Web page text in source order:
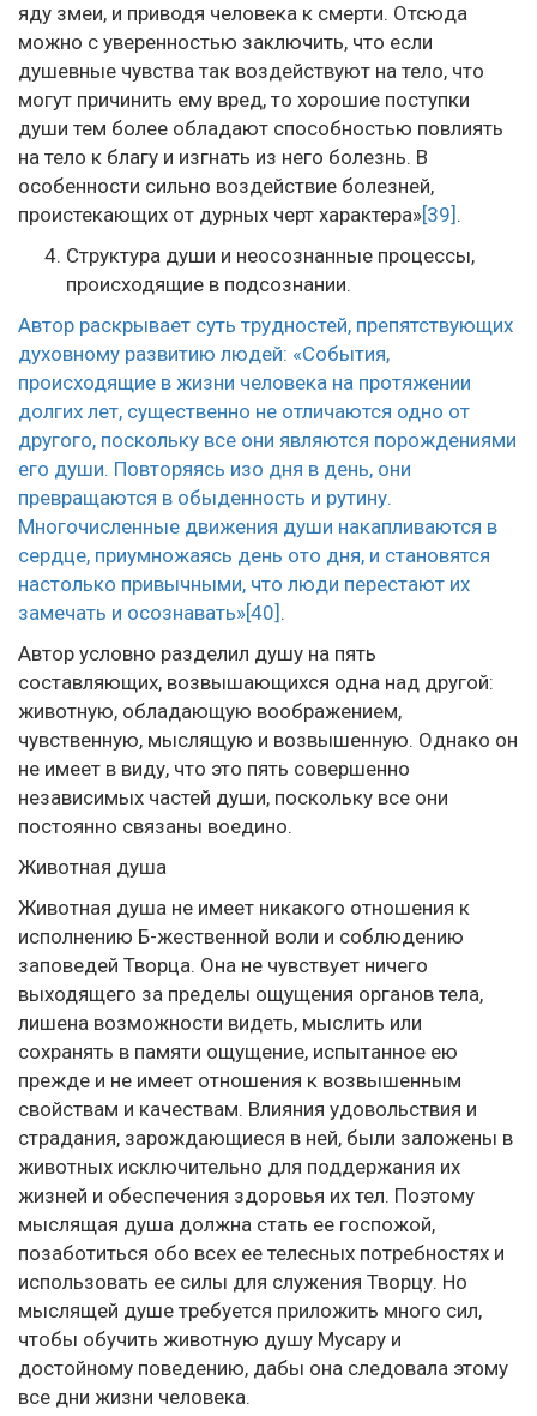
яду змеи, и приводя человека к смерти. Отсюда
можно с уверенностью заключить, что если
душевные чувства так воздействуют на тело, что
могут причинить ему вред, то хорошие поступки
души тем более обладают способностью повлиять
на тело к благу и изгнать из него болезнь. В
особенности сильно воздействие болезней,
проистекающих от дурных черт характера»[39] .
Структура души и неосознанные процессы,
происходящие в подсознании.
Автор раскрывает суть трудностей, препятствующих
духовному развитию людей: «События,
происходящие в жизни человека на протяжении
долгих лет, существенно не отличаются одно от
другого, поскольку все они являются порождениями
его души. Повторяясь изо дня в день, они
превращаются в обыденность и рутину.
Многочисленные движения души накапливаются в
сердце, приумножаясь день ото дня, и становятся
настолько привычными, что люди перестают их
замечать и осознавать»[40] .
Автор условно разделил душу на пять
составляющих, возвышающихся одна над другой:
животную, обладающую воображением,
чувственную, мыслящую и возвышенную. Однако он
не имеет в виду, что это пять совершенно
независимых частей души, поскольку все они
постоянно связаны воедино.
Животная душа
Животная душа не имеет никакого отношения к
исполнению Б-жественной воли и соблюдению
заповедей Творца. Она не чувствует ничего
выходящего за пределы ощущения органов тела,
лишена возможности видеть, мыслить или
сохранять в памяти ощущение, испытанное ею
прежде и не имеет отношения к возвышенным
свойствам и качествам. Влияния удовольствия и
страдания, зарождающиеся в ней, были заложены в
животных исключительно для поддержания их
жизней и обеспечения здоровья их тел. Поэтому
мыслящая душа должна стать ее госпожой,
позаботиться обо всех ее телесных потребностях и
использовать ее силы для служения Творцу. Но
мыслящей душе требуется приложить много сил,
чтобы обучить животную душу Мусару и
достойному поведению, дабы она следовала этому
все дни жизни человека.